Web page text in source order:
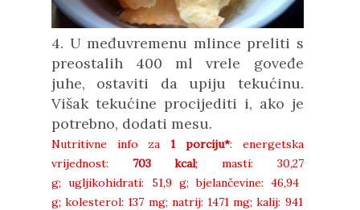
4. U međuvremenu mlince preliti s
preostalih 400 ml vrele goveđe
juhe, ostaviti da upiju tekućinu.
Višak tekućine procijediti i, ako je
potrebno, dodati mesu.
Nutritivne info za1 porciju*: energetska
vrijednost: 703 kcal; masti: 30,27
g;ugljikohidrati: 51,9 g;bjelančevine: 46,94
g;kolesterol: 137 mg; natrij: 1471 mg;kalij: 941